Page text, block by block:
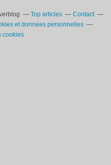
Top articles
Contact
et données personnelles
cookies